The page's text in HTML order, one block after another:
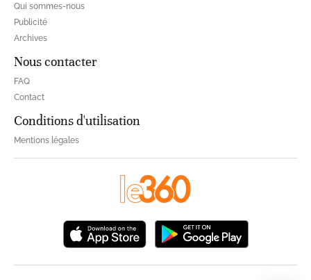
Qui sommes-nous
Publicité
Archives
Nous contacter
FAQ
Contact
Conditions d'utilisation
Mentions légales